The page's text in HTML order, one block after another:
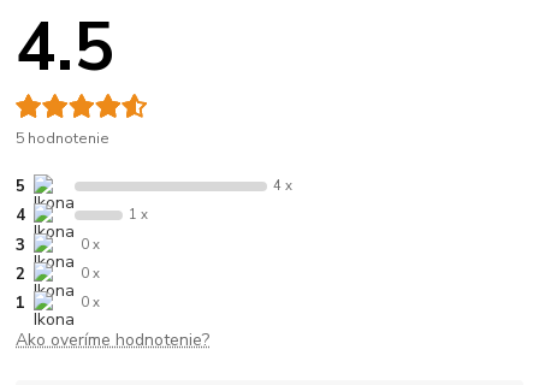
4.5
5 hodnotenie
5 4 x
4 1 x
3 0 x
2 0 x
1 0 x
Ako overíme hodnotenie?